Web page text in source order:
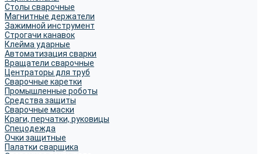
Столы сварочные
Магнитные держатели
Зажимной инструмент
Строгачи канавок
Клейма ударные
Автоматизация сварки
Вращатели сварочные
Центраторы для труб
Сварочные каретки
Промышленные роботы
Средства защиты
Сварочные маски
Краги, перчатки, руковицы
Спецодежда
Очки защитные
Палатки сварщика